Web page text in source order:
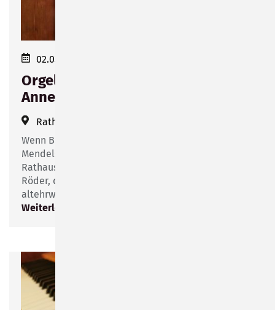
02.03.2023 11:00
Orgelmatinee im Rathaus mit
Annerose Röder
Rathaussaal
Wenn Bach, Buxtehude, Brahms, Liszt oder
Mendelssohn-Bartholdy von der Empore im
Rathaussaal erklingen, dann ist es immer Annerose
Röder, die die Tasten und Pedale des
altehrwürdigen Instrumentes bedient.
Weiterlesen